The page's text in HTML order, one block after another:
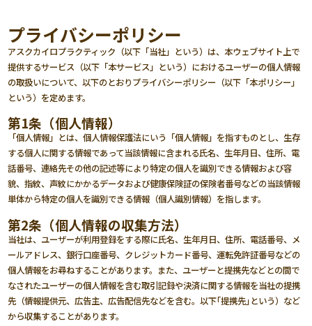
to
content
プライバシーポリシー
アスクカイロプラクティック（以下「当社」という）は、本ウェブサイト上で
提供するサービス（以下「本サービス」という）におけるユーザーの個人情報
の取扱いについて、以下のとおりプライバシーポリシー（以下「本ポリシー」
という）を定めます。
第1条（個人情報）
「個人情報」とは、個人情報保護法にいう「個人情報」を指すものとし、生存
する個人に関する情報であって当該情報に含まれる氏名、生年月日、住所、電
話番号、連絡先その他の記述等により特定の個人を識別できる情報および容
貌、指紋、声紋にかかるデータおよび健康保険証の保険者番号などの当該情報
単体から特定の個人を識別できる情報（個人識別情報）を指します。
第2条（個人情報の収集方法）
当社は、ユーザーが利用登録をする際に氏名、生年月日、住所、電話番号、メ
ールアドレス、銀行口座番号、クレジットカード番号、運転免許証番号などの
個人情報をお尋ねすることがあります。また、ユーザーと提携先などとの間で
なされたユーザーの個人情報を含む取引記録や決済に関する情報を当社の提携
先（情報提供元、広告主、広告配信先などを含む。以下｢提携先｣という）など
から収集することがあります。